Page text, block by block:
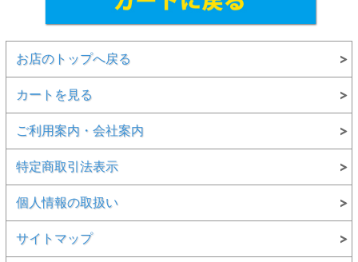
お店のトップへ戻る
カートを見る
ご利用案内・会社案内
特定商取引法表示
個人情報の取扱い
サイトマップ